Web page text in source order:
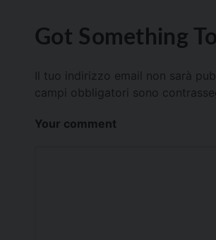
Got Something
Il tuo indirizzo email non sarà
campi obbligatori sono
Your comment